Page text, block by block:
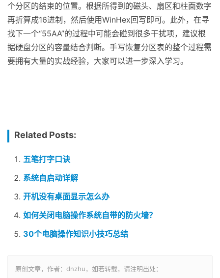
个分区的结束的位置。根据所得到的磁头、扇区和柱面数字
再折算成16进制，然后使用WinHex回写即可。此外，在寻
找下一个“55AA”的过程中可能会碰到很多干扰项，建议根
据硬盘分区的容量结合判断。手写恢复分区表的整个过程需
要拥有大量的实战经验，大家可以进一步深入学习。
Related Posts:
五笔打字口诀
系统自启动详解
开机没有桌面显示怎么办
如何关闭电脑操作系统自带的防火墙？
30个电脑操作知识小技巧总结
原创文章，作者：dnzhu，如若转载，请注明出处：